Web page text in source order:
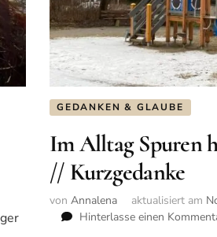
GEDANKEN & GLAUBE
Im Alltag Spuren
// Kurzgedanke
von Annalena aktualisiert am
Hinterlasse einen